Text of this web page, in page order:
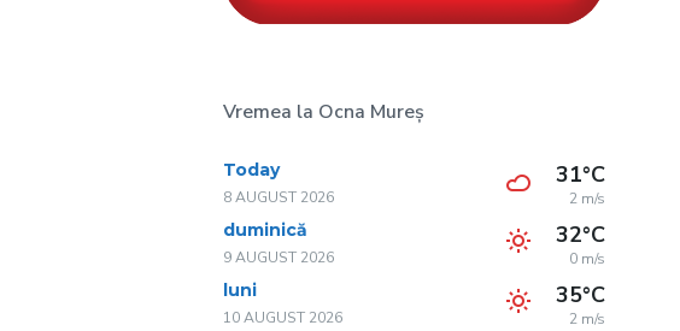
Vremea la Ocna Mureș
Today
8 AUGUST 2026
31°C
2 m/s
duminică
9 AUGUST 2026
32°C
0 m/s
luni
10 AUGUST 2026
35°C
2 m/s